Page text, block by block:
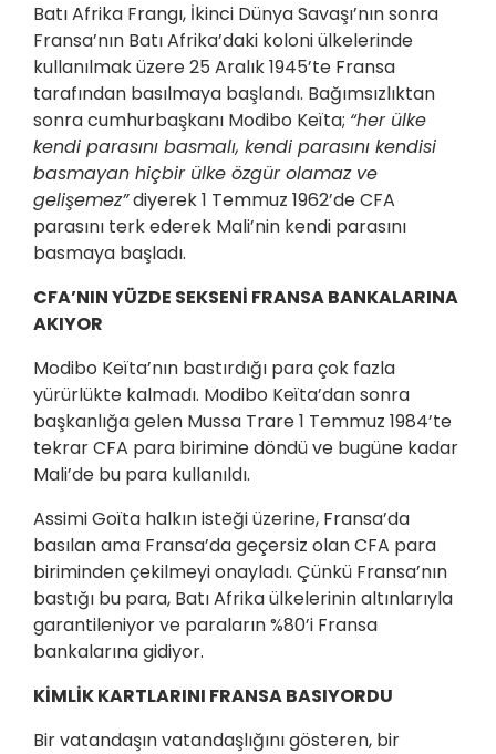
Batı Afrika Frangı, İkinci Dünya Savaşı’nın sonra
Fransa’nın Batı Afrika’daki koloni ülkelerinde
kullanılmak üzere 25 Aralık 1945’te Fransa
tarafından basılmaya başlandı. Bağımsızlıktan
sonra cumhurbaşkanı Modibo Keïta; “her ülke
kendi parasını basmalı, kendi parasını kendisi
basmayan hiçbir ülke özgür olamaz ve
gelişemez”diyerek 1 Temmuz 1962’de CFA
parasını terk ederek Mali’nin kendi parasını
basmaya başladı.
CFA’NIN YÜZDE SEKSENİ FRANSA BANKALARINA
AKIYOR
Modibo Keïta’nın bastırdığı para çok fazla
yürürlükte kalmadı. Modibo Keïta’dan sonra
başkanlığa gelen Mussa Trare 1 Temmuz 1984’te
tekrar CFA para birimine döndü ve bugüne kadar
Mali’de bu para kullanıldı.
Assimi Goïta halkın isteği üzerine, Fransa’da
basılan ama Fransa’da geçersiz olan CFA para
biriminden çekilmeyi onayladı. Çünkü Fransa’nın
bastığı bu para, Batı Afrika ülkelerinin altınlarıyla
garantileniyor ve paraların %80’i Fransa
bankalarına gidiyor.
KİMLİK KARTLARINI FRANSA BASIYORDU
Bir vatandaşın vatandaşlığını gösteren, bir